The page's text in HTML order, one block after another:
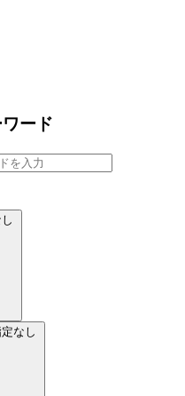
ード
なし